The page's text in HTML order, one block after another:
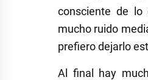
consciente de
mucho ruido
prefiero dejarlo
Al final hay